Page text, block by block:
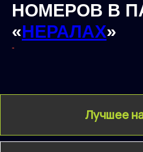
НОМЕРОВ В
«НЕРАЛАХ»
-
Лучшее